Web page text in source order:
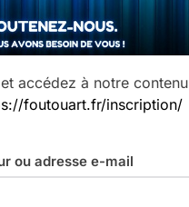
accédez à notre contenu
foutouart.fr/inscription/
ou adresse e-mail